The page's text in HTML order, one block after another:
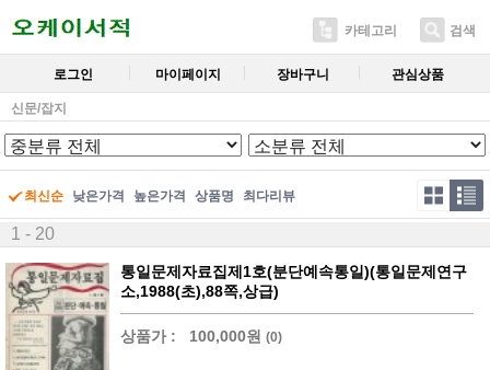
카테고리 검색
로그인 마이페이지 장바구니 관심상품
신문/잡지
최신순 낮은가격 높은가격 상품명 최다리뷰
1 - 20
통일문제자료집제1호(분단예속통일)(통일문제연구
소,1988(초),88쪽,상급)
상품가 : 100,000원 (0)